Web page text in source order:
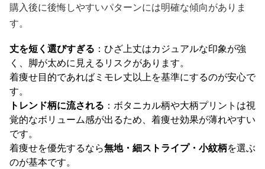
購入後に後悔しやすいパターンには明確な傾向がありま
す。
丈を短く選びすぎる ：ひざ上丈はカジュアルな印象が強
く、脚が太めに見えるリスクがあります。
着痩せ目的であればミモレ丈以上を基準にするのが安心で
す。
トレンド柄に流される ：ボタニカル柄や大柄プリントは視
覚的なボリューム感が出るため、着痩せ効果が薄れやすい
です。
着痩せを優先するなら無地・細ストライプ・小紋柄を選ぶ
のが基本です。